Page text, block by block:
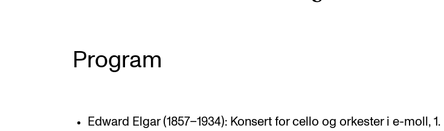
Program
Edward Elgar (1857–1934): Konsert for cello og orkester i e-moll, 1.